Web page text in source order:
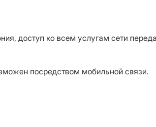
доступ ко всем услугам сети
посредством мобильной связи.